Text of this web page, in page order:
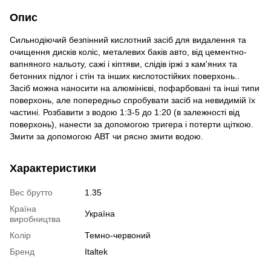
Опис
Сильнодіючий безпінний кислотний засіб для видалення та
очищення дисків коліс, металевих баків авто, від цементно-
вапняного нальоту, сажі і кіптяви, слідів іржі з кам'яних та
бетонних підлог і стін та інших кислотостійких поверхонь..
Засіб можна наносити на алюмінієві, пофарбовані та інші типи
поверхонь, але попередньо спробувати засіб на невидимій їх
частині. Розбавити з водою 1:3-5 до 1:20 (в залежності від
поверхонь), нанести за допомогою тригера і потерти щіткою.
Змити за допомогою АВТ чи рясно змити водою.
Характеристики
Вес брутто
1.35
Країна
виробництва
Україна
Колір
Темно-червоний
Бренд
Italtek